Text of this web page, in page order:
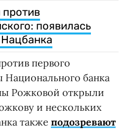
появилась
первого
Национального банка
Рожковой открыли
и нескольких
также подозревают